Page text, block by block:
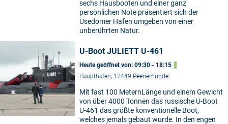
sechs Hausbooten und einer ganz
persönlichen Note präsentiert sich der
Usedomer Hafen umgeben von einer
unberührten Natur.
U-Boot JULIETT U-461
Heute geöffnet von: 09:30 - 18:15
Haupthafen, 17449 Peenemünde
Mit fast 100 MeternLänge und einem Gewicht
von über 4000 Tonnen das russische U-Boot
U-461 das größte konventionelle Boot,
welches jemals gebaut wurde. In den engen